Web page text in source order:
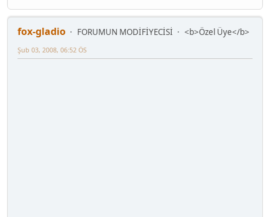
fox-gladio FORUMUN MODİFİYECİSİ <b>Özel Üye</b>
Şub 03, 2008, 06:52 ÖS